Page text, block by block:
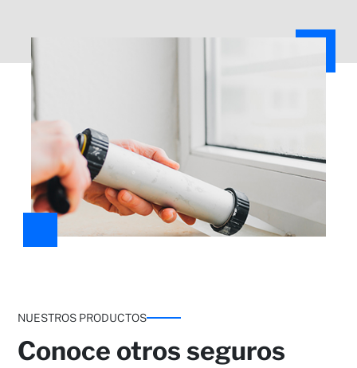
Todo riesgo accidental (franquicia de 150€)
Protección Jurídica: Reclamación de daños y
NUESTROS PRODUCTOS
Conoce otros seguros